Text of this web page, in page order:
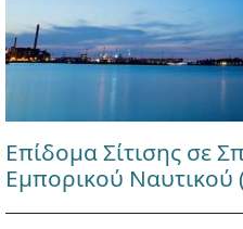
Επίδομα Σίτισης σε
Εμπορικού Ναυτικού